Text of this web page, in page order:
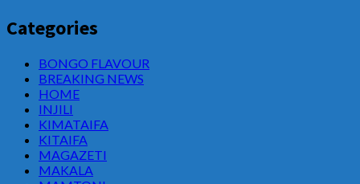
Categories
BONGO FLAVOUR
BREAKING NEWS
HOME
INJILI
KIMATAIFA
KITAIFA
MAGAZETI
MAKALA